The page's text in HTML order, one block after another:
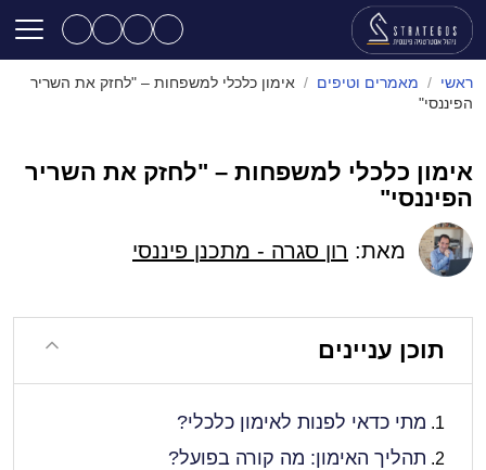
ראשי / מאמרים וטיפים / אימון כלכלי למשפחות – "לחזק את השריר
הפיננסי"
אימון כלכלי למשפחות – "לחזק את השריר
הפיננסי"
מאת: רון סגרה - מתכנן פיננסי
תוכן עניינים
מתי כדאי לפנות לאימון כלכלי?
תהליך האימון: מה קורה בפועל?